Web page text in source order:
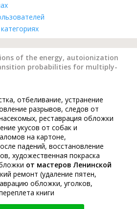
of the energy, autoionization
probabilities for multiply-
отбеливание, устранение
разрывов, следов от
реставрация обложки
укусов от собак и
на картоне,
падений, восстановление
художественная покраска
от мастеров Ленинской
ремонт (удаление пятен,
обложки, уголков,
книги